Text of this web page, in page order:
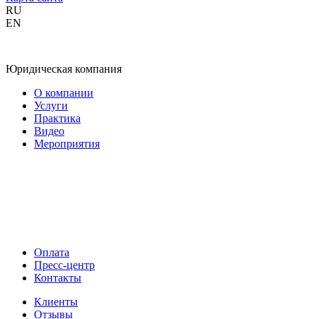
RU
EN
Юридическая компания
О компании
Услуги
Практика
Видео
Мероприятия
Оплата
Пресс-центр
Контакты
Клиенты
Отзывы